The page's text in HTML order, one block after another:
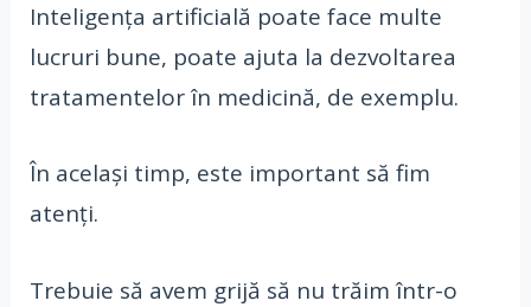
Inteligența artificială poate face multe
lucruri bune, poate ajuta la dezvoltarea
tratamentelor în medicină, de exemplu.
În același timp, este important să fim
atenți.
Trebuie să avem grijă să nu trăim într-o